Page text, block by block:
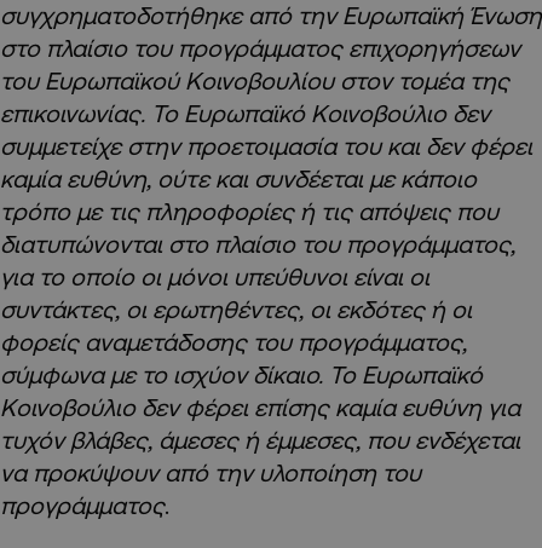
συγχρηματοδοτήθηκε από την Ευρωπαϊκή Ένωση
στο πλαίσιο του προγράμματος επιχορηγήσεων
του Ευρωπαϊκού Κοινοβουλίου στον τομέα της
επικοινωνίας. Το Ευρωπαϊκό Κοινοβούλιο δεν
συμμετείχε στην προετοιμασία του και δεν φέρει
καμία ευθύνη, ούτε και συνδέεται με κάποιο
τρόπο με τις πληροφορίες ή τις απόψεις που
διατυπώνονται στο πλαίσιο του προγράμματος,
για το οποίο οι μόνοι υπεύθυνοι είναι οι
συντάκτες, οι ερωτηθέντες, οι εκδότες ή οι
φορείς αναμετάδοσης του προγράμματος,
σύμφωνα με το ισχύον δίκαιο. Το Ευρωπαϊκό
Κοινοβούλιο δεν φέρει επίσης καμία ευθύνη για
τυχόν βλάβες, άμεσες ή έμμεσες, που ενδέχεται
να προκύψουν από την υλοποίηση του
προγράμματος.